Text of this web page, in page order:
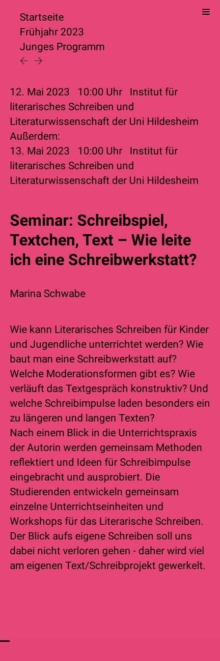
Startseite
Frühjahr 2023
Junges Programm
12. Mai 2023 10:00 Uhr
Institut für
literarisches Schreiben und
Literaturwissenschaft der Uni Hildesheim
Außerdem:
13. Mai 2023
10:00 Uhr
Institut für
literarisches Schreiben und
Literaturwissenschaft der Uni Hildesheim
Seminar: Schreibspiel,
Textchen, Text – Wie leite
ich eine Schreibwerkstatt?
Marina Schwabe
Wie kann Literarisches Schreiben für Kinder
und Jugendliche unterrichtet werden? Wie
baut man eine Schreibwerkstatt auf?
Welche Moderationsformen gibt es? Wie
verläuft das Textgespräch konstruktiv? Und
welche Schreibimpulse laden besonders ein
zu längeren und langen Texten?
Nach einem Blick in die Unterrichtspraxis
der Autorin werden gemeinsam Methoden
reflektiert und Ideen für Schreibimpulse
eingebracht und ausprobiert. Die
Studierenden entwickeln gemeinsam
einzelne Unterrichtseinheiten und
Workshops für das Literarische Schreiben.
Der Blick aufs eigene Schreiben soll uns
dabei nicht verloren gehen - daher wird viel
am eigenen Text/Schreibprojekt gewerkelt.